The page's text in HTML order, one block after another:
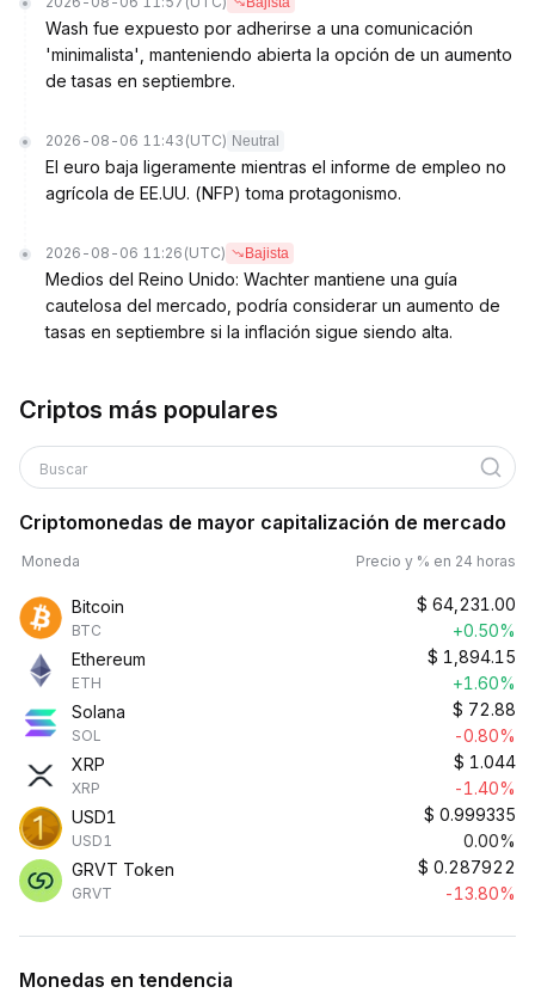
Wash fue expuesto por adherirse a una comunicación
'minimalista', manteniendo abierta la opción de un aumento
de tasas en septiembre.
2026-08-06 11:43 (UTC) Neutral
El euro baja ligeramente mientras el informe de empleo no
agrícola de EE.UU. (NFP) toma protagonismo.
2026-08-06 11:26 (UTC) Bajista
Medios del Reino Unido: Wachter mantiene una guía
cautelosa del mercado, podría considerar un aumento de
tasas en septiembre si la inflación sigue siendo alta.
Criptos más populares
Buscar
Criptomonedas de mayor capitalización de mercado
Moneda Precio y % en 24 horas
Bitcoin
BTC
$ 64,231.00
+0.50%
Ethereum
ETH
$ 1,894.15
+1.60%
Solana
SOL
$ 72.88
-0.80%
XRP
XRP
$ 1.044
-1.40%
USD1
USD1
$ 0.999335
0.00%
GRVT Token
GRVT
$ 0.287922
-13.80%
Monedas en tendencia